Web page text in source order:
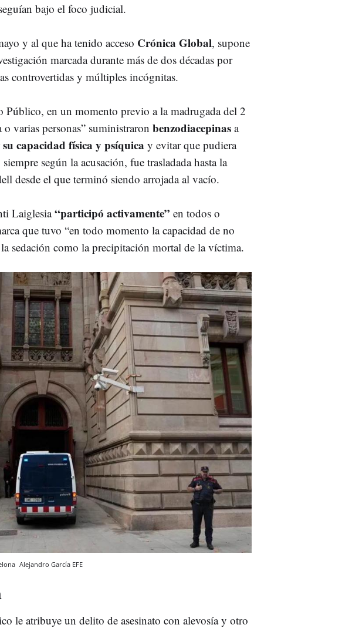
bajo el foco judicial.
y al que ha tenido acceso Crónica Global, supone
marcada durante más de dos décadas por
controvertidas y múltiples incógnitas.
Público, en un momento previo a la madrugada del 2
varias personas” suministraron benzodiacepinas a
capacidad física y psíquica y evitar que pudiera
según la acusación, fue trasladada hasta la
desde el que terminó siendo arrojada al vacío.
Laiglesia“participó activamente” en todos o
que tuvo “en todo momento la capacidad de no
sedación como la precipitación mortal de la víctima.
Alejandro García EFE
le atribuye un delito de asesinato con alevosía y otro